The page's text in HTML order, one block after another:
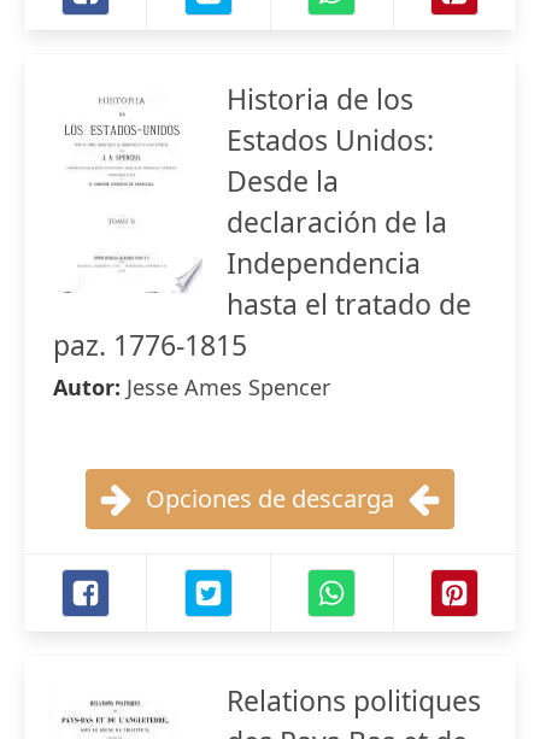
Historia de los
Estados Unidos:
Desde la
declaración de la
Independencia
hasta el tratado de
paz. 1776-1815
Autor: Jesse Ames Spencer
Opciones de descarga
Relations politiques